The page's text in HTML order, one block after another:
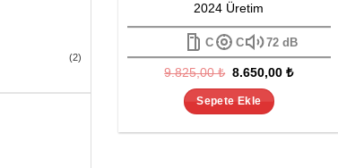
(2)
2024 Üretim
C C 72 dB
9.825,00₺ Orijinal
9.825,00 ₺.
8.650,00₺Şu
Sepete Ekle